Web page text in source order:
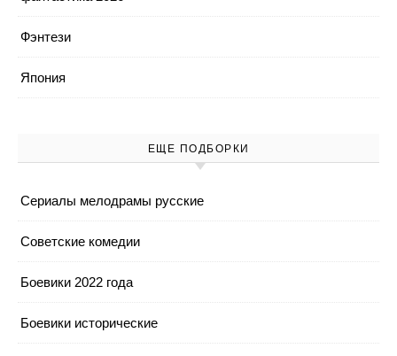
Фэнтези
Япония
ЕЩЕ ПОДБОРКИ
Cериалы мелодрамы русские
Cоветские комедии
Боевики 2022 года
Боевики исторические